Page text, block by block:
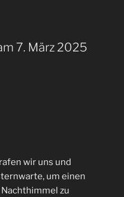
7. März 2025
wir uns und
um einen
zu